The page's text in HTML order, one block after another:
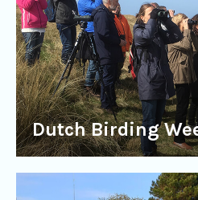
Dutch Birding